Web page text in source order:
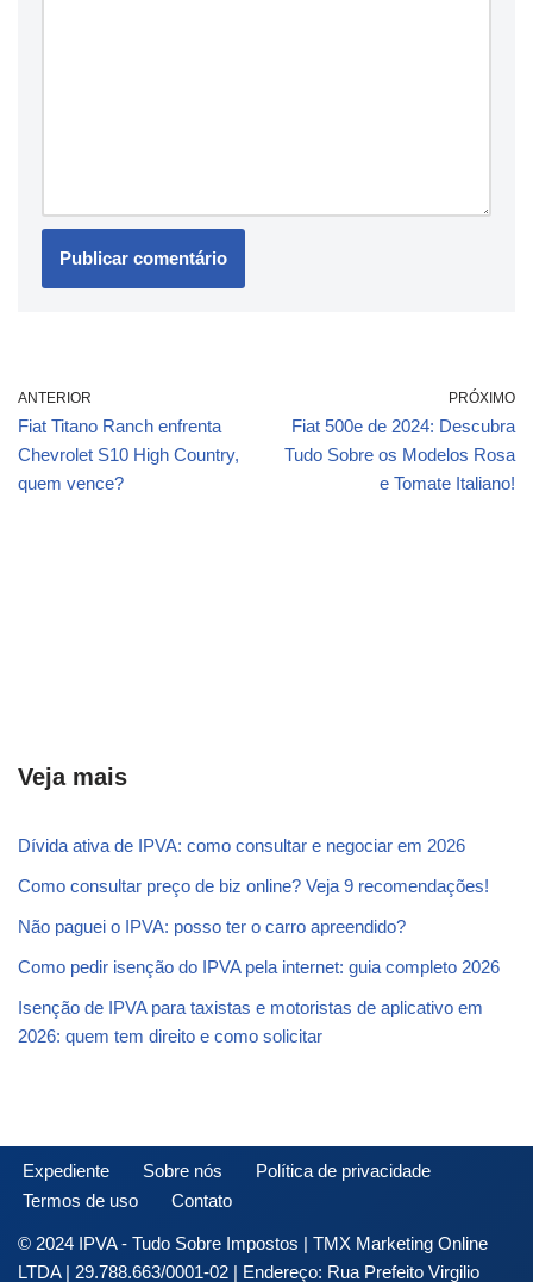
ANTERIOR
Fiat Titano Ranch enfrenta
Chevrolet S10 High Country,
quem vence?
PRÓXIMO
Fiat 500e de 2024: Descubra
Tudo Sobre os Modelos Rosa
e Tomate Italiano!
Veja mais
Dívida ativa de IPVA: como consultar e negociar em 2026
Como consultar preço de biz online? Veja 9 recomendações!
Não paguei o IPVA: posso ter o carro apreendido?
Como pedir isenção do IPVA pela internet: guia completo 2026
Isenção de IPVA para taxistas e motoristas de aplicativo em
2026: quem tem direito e como solicitar
Expediente Sobre nós
Política de privacidade
Termos de uso
Contato
© 2024 IPVA - Tudo Sobre Impostos | TMX Marketing Online
LTDA | 29.788.663/0001-02 | Endereço: Rua Prefeito Virgilio